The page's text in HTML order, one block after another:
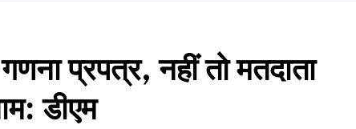
प्रपत्र, नहीं तो मतदाता
डीएम